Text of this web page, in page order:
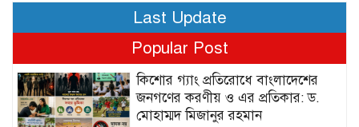
Last Update
Popular Post
কিশোর গ্যাং প্রতিরোধে বাংলাদেশের
জনগণের করণীয় ও এর প্রতিকার: ড.
মোহাম্মদ মিজানুর রহমান